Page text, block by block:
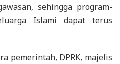
sehingga program-
Islami dapat terus
pemerintah, DPRK, majelis